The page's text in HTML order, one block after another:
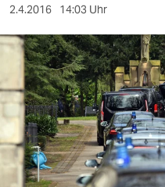
sport
berlin
nord
wahrheit
2.4.2016 14:03 Uhr